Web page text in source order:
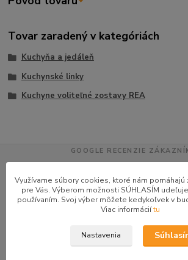
Tovar zaradený v kategóriách
Kuchyňa a jedáleň
Kuchynské linky
Kuchyne voliteľné zostavy REA
GOOGLE RECENZIE
4.947 recenzií · Google
Využívame súbory cookies, ktoré nám
pre Vás. Výberom možnosti SÚHLASÍM
používaním. Svoj výber môžete kedykoľvek v
Viac informáciítu
Nastavenia